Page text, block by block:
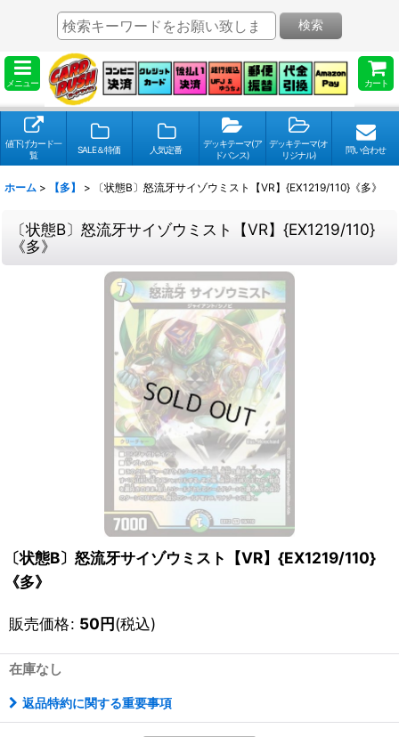
メニュー カート
検索
値下げカード一
覧
SALE＆特価 人気定番
デッキテーマ(ア
ドバンス)
デッキテーマ(オ
リジナル)
問い合わせ
ホーム > 【多】 > 〔状態B〕怒流牙サイゾウミスト【VR】{EX1219/110}《多》
〔状態B〕怒流牙サイゾウミスト【VR】{EX1219/110}
《多》
〔状態B〕怒流牙サイゾウミスト【VR】{EX1219/110}
《多》
販売価格: 50円(税込)
在庫なし
返品特約に関する重要事項